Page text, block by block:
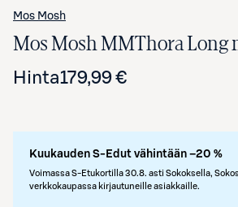
Mos Mosh
Mos Mosh MMThora Long
Hinta179,99 €
Kuukauden S-Edut vähintään –20 %
Voimassa S-Etukortilla 30.8. asti Sokoksella,
verkkokaupassa kirjautuneille asiakkaille.